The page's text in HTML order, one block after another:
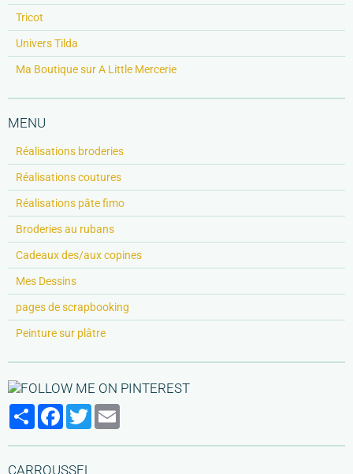
Tricot
Univers Tilda
Ma Boutique sur A Little Mercerie
MENU
Réalisations broderies
Réalisations coutures
Réalisations pâte fimo
Broderies au rubans
Cadeaux des/aux copines
Mes Dessins
pages de scrapbooking
Peinture sur plâtre
PartagerFacebook
Twitter
CARROUSSEL